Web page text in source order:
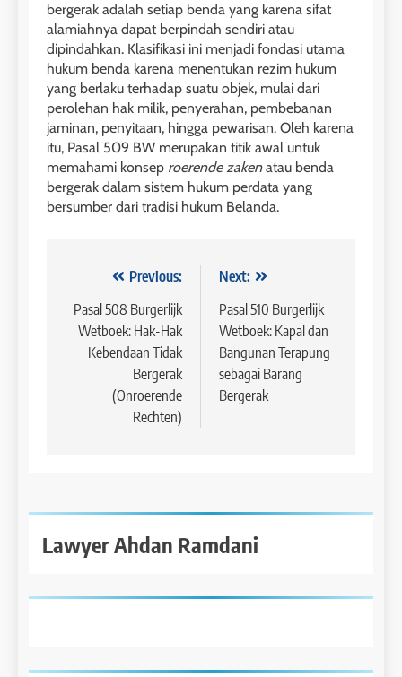
bergerak adalah setiap benda yang karena sifat
alamiahnya dapat berpindah sendiri atau
dipindahkan. Klasifikasi ini menjadi fondasi utama
hukum benda karena menentukan rezim hukum
yang berlaku terhadap suatu objek, mulai dari
perolehan hak milik, penyerahan, pembebanan
jaminan, penyitaan, hingga pewarisan. Oleh karena
itu, Pasal 509 BW merupakan titik awal untuk
memahami konsep roerende zakenatau benda
bergerak dalam sistem hukum perdata yang
bersumber dari tradisi hukum Belanda.
Navigasi
pos
Previous:
Pasal 508 Burgerlijk
Wetboek: Hak-Hak
Kebendaan Tidak
Bergerak
(Onroerende
Rechten)
Next:
Pasal 510 Burgerlijk
Wetboek: Kapal dan
Bangunan Terapung
sebagai Barang
Bergerak
Lawyer Ahdan Ramdani